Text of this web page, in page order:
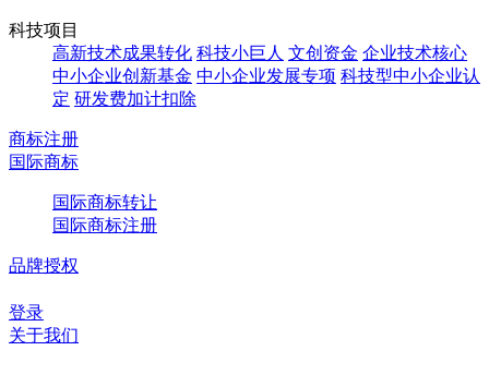
科技项目
高新技术成果转化 科技小巨人 文创资金 企业技术核心
中小企业创新基金 中小企业发展专项 科技型中小企业认
定 研发费加计扣除
商标注册
国际商标
国际商标转让
国际商标注册
品牌授权
登录
关于我们